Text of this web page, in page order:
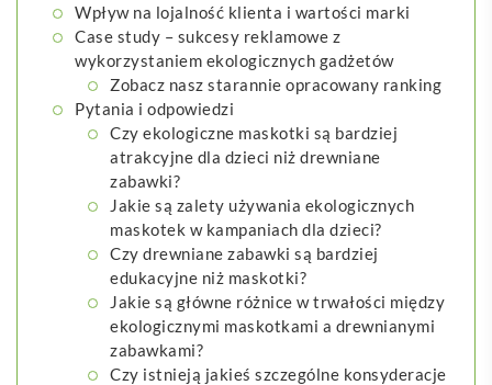
Wpływ na lojalność klienta i wartości marki
Case study – sukcesy reklamowe z
wykorzystaniem ekologicznych gadżetów
Zobacz nasz starannie opracowany ranking
Pytania i odpowiedzi
Czy ekologiczne maskotki są bardziej
atrakcyjne dla dzieci niż drewniane
zabawki?
Jakie są zalety używania ekologicznych
maskotek w kampaniach dla dzieci?
Czy drewniane zabawki są bardziej
edukacyjne niż maskotki?
Jakie są główne różnice w trwałości między
ekologicznymi maskotkami a drewnianymi
zabawkami?
Czy istnieją jakieś szczególne konsyderacje